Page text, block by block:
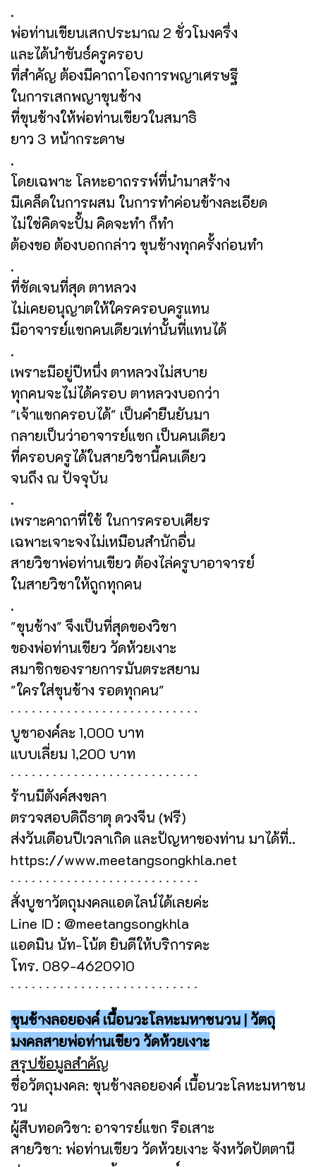
.
พ่อท่านเขียนเสกประมาณ 2 ชั่วโมงครึ่ง
และได้นำขันธ์ครูครอบ
ที่สำคัญ ต้องมีคาถาโองการพญาเศรษฐี
ในการเสกพญาขุนช้าง
ที่ขุนช้างให้พ่อท่านเขียวในสมาธิ
ยาว 3 หน้ากระดาษ
.
โดยเฉพาะ โลหะอาถรรพ์ที่นำมาสร้าง
มีเคล็ดในการผสม ในการทำค่อนข้างละเอียด
ไม่ใช่คิดจะปั้ม คิดจะทำ ก็ทำ
ต้องขอ ต้องบอกกล่าว ขุนช้างทุกครั้งก่อนทำ
.
ที่ชัดเจนที่สุด ตาหลวง
ไม่เคยอนุญาตให้ใครครอบครูแทน
มีอาจารย์แขกคนเดียวเท่านั้นที่แทนได้
.
เพราะมีอยู่ปีหนึ่ง ตาหลวงไม่สบาย
ทุกคนจะไม่ได้ครอบ ตาหลวงบอกว่า
"เจ้าแขกครอบได้" เป็นคำยืนยันมา
กลายเป็นว่าอาจารย์แขก เป็นคนเดียว
ที่ครอบครูได้ในสายวิชานี้คนเดียว
จนถึง ณ ปัจจุบัน
.
เพราะคาถาที่ใช้ ในการครอบเศียร
เฉพาะเจาะจงไม่เหมือนสำนักอื่น
สายวิชาพ่อท่านเขียว ต้องไล่ครูบาอาจารย์
ในสายวิชาให้ถูกทุกคน
.
"ขุนช้าง" จึงเป็นที่สุดของวิชา
ของพ่อท่านเขียว วัดห้วยเงาะ
สมาชิกของรายการมันตระสยาม
"ใครใส่ขุนช้าง รอดทุกคน"
∙ ∙ ∙ ∙ ∙ ∙ ∙ ∙ ∙ ∙ ∙ ∙ ∙ ∙ ∙ ∙ ∙ ∙ ∙ ∙ ∙ ∙ ∙ ∙ ∙ ∙ ∙
บูชาองค์ละ 1,000 บาท
แบบเลี่ยม 1,200 บาท
∙ ∙ ∙ ∙ ∙ ∙ ∙ ∙ ∙ ∙ ∙ ∙ ∙ ∙ ∙ ∙ ∙ ∙ ∙ ∙ ∙ ∙ ∙ ∙ ∙ ∙ ∙
ร้านมีตังค์สงขลา
ตรวจสอบดิถีธาตุ ดวงจีน (ฟรี)
ส่งวันเดือนปีเวลาเกิด และปัญหาของท่าน มาได้ที่..
https://www.meetangsongkhla.net
∙ ∙ ∙ ∙ ∙ ∙ ∙ ∙ ∙ ∙ ∙ ∙ ∙ ∙ ∙ ∙ ∙ ∙ ∙ ∙ ∙ ∙ ∙ ∙ ∙ ∙ ∙
สั่งบูชาวัตถุมงคลแอดไลน์ได้เลยค่ะ
Line ID : @meetangsongkhla
แอดมิน นัท-โน้ต ยินดีให้บริการคะ
โทร. 089-4620910
∙ ∙ ∙ ∙ ∙ ∙ ∙ ∙ ∙ ∙ ∙ ∙ ∙ ∙ ∙ ∙ ∙ ∙ ∙ ∙ ∙ ∙ ∙ ∙ ∙ ∙ ∙
ขุนช้างลอยองค์ เนื้อนวะโลหะมหาชนวน | วัตถุ
มงคลสายพ่อท่านเขียว วัดห้วยเงาะ
สรุปข้อมูลสำคัญ
ชื่อวัตถุมงคล: ขุนช้างลอยองค์ เนื้อนวะโลหะมหาชน
วน
ผู้สืบทอดวิชา: อาจารย์แขก รือเสาะ
สายวิชา: พ่อท่านเขียว วัดห้วยเงาะ จังหวัดปัตตานี